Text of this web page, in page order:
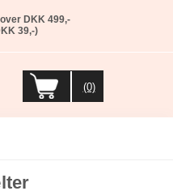
DKK 499,-
39,-)
(0)